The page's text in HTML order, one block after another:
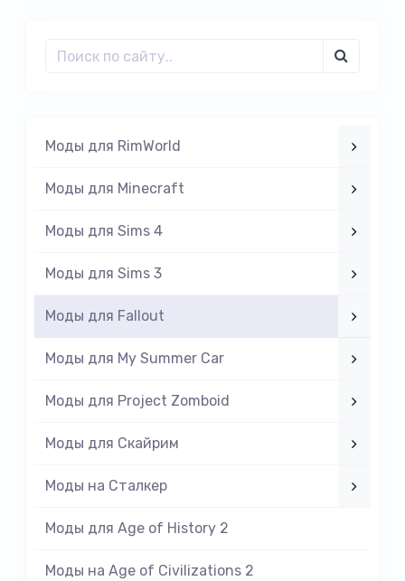
Моды для RimWorld
Моды для Minecraft
Моды для Sims 4
Моды для Sims 3
Моды для Fallout
Моды для My Summer Car
Моды для Project Zomboid
Моды для Скайрим
Моды на Cталкер
Моды для Age of History 2
Моды на Age of Civilizations 2